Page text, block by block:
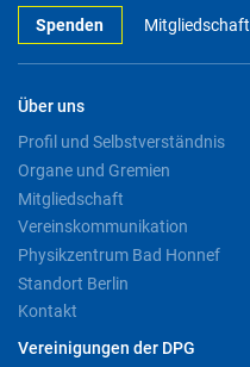
Spenden Mitgliedschaft
Über uns
Profil und Selbstverständnis
Organe und Gremien
Mitgliedschaft
Vereinskommunikation
Physikzentrum Bad Honnef
Standort Berlin
Kontakt
Vereinigungen der DPG